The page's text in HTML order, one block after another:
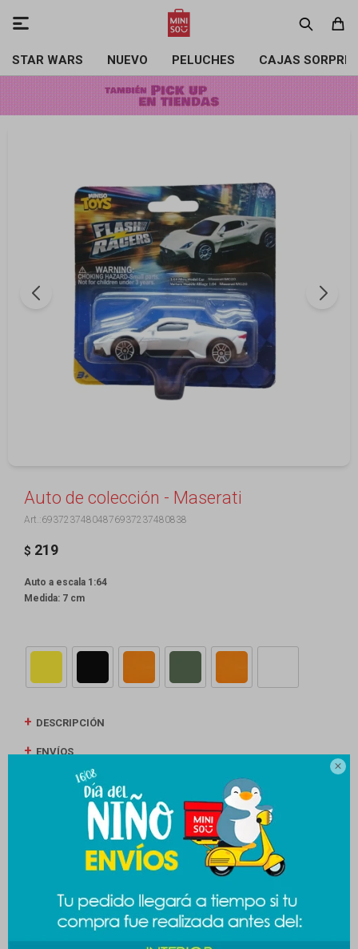

STAR WARS NUEVO PELUCHES CAJAS

Auto de colección - Maserati
69372374804876937237480838
$ 219
Auto a escala 1:64
Medida: 7 cm
DESCRIPCIÓN
ENVÍOS
CAMBIOS Y DEVOLUCIONES
MEDIOS DE PAGO
Productos que te pueden interesar